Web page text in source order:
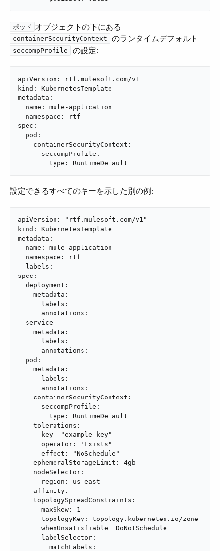
ポッド ​オブジェクトの下にある ​
containerSecurityContext ​ のランタイムデフォルト ​
seccompProfile ​ の設定:
apiVersion: rtf.mulesoft.com/v1
kind: KubernetesTemplate
metadata:
  name: mule-application
  namespace: rtf
spec:
  pod:
    containerSecurityContext:
      seccompProfile:
        type: RuntimeDefault
設定できるすべてのキーを示した別の例:
apiVersion: "rtf.mulesoft.com/v1"
kind: KubernetesTemplate
metadata:
  name: mule-application
  namespace: rtf
  labels:
spec:
  deployment:
    metadata:
      labels:
      annotations:
  service:
    metadata:
      labels:
      annotations:
  pod:
    metadata:
      labels:
      annotations:
    containerSecurityContext:
      seccompProfile:
        type: RuntimeDefault
    tolerations:
    - key: "example-key"
      operator: "Exists"
      effect: "NoSchedule"
    ephemeralStorageLimit: 4gb
    nodeSelector:
      region: us-east
    affinity:
    topologySpreadConstraints:
    - maxSkew: 1
      topologyKey: topology.kubernetes.io/zone
      whenUnsatisfiable: DoNotSchedule
      labelSelector:
        matchLabels: